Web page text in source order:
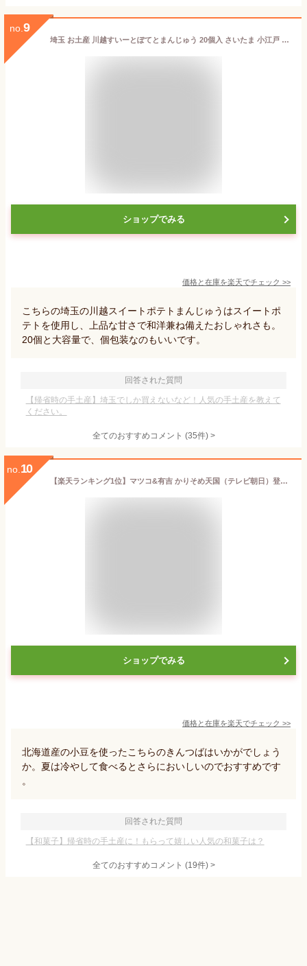
no. 9
埼玉 お土産 川越すいーとぽてとまんじゅう 20個入 さいたま 小江戸 川越 かわごえ お土産 おみやげ さつまいも サツマイモ お菓子 ケヤキ堂
ショップでみる
価格と在庫を楽天でチェック >>
こちらの埼玉の川越スイートポテトまんじゅうはスイートポ
テトを使用し、上品な甘さで和洋兼ね備えたおしゃれさも。
20個と大容量で、個包装なのもいいです。
回答された質問
【帰省時の手土産】埼玉でしか買えないなど！人気の手土産を教えて
ください。
全てのおすすめコメント (35件) >
no. 10
【楽天ランキング1位】マツコ&有吉 かりそめ天国（テレビ朝日）登場名代金鍔 12個入 金鍔 きんつば 榮太樓總本鋪 お中元 夏ギフト 敬老 70代 80代 おしゃれ ギフト 老舗 高級 和菓子 お取り寄せ 贅沢 スイーツ 常温 手土産 健康 内祝 御中元 暑中見舞い 残暑
ショップでみる
価格と在庫を楽天でチェック >>
北海道産の小豆を使ったこちらのきんつばはいかがでしょう
か。夏は冷やして食べるとさらにおいしいのでおすすめです
。
回答された質問
【和菓子】帰省時の手土産に！もらって嬉しい人気の和菓子は？
全てのおすすめコメント (19件) >